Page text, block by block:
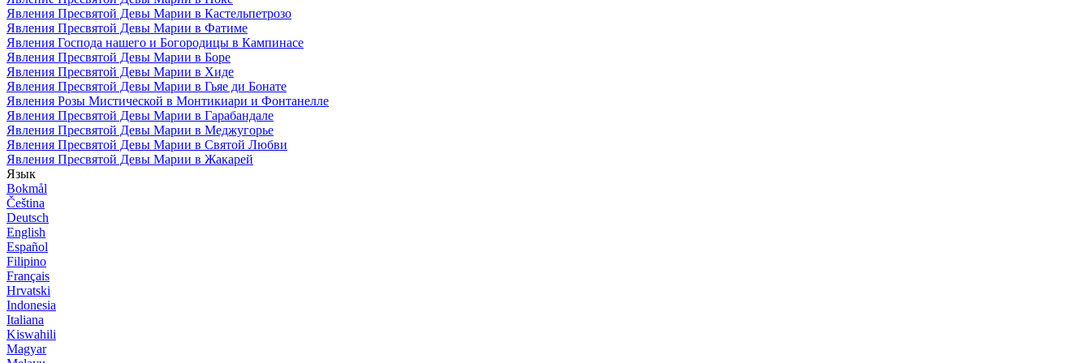
Явления Пресвятой Девы Марии в Кастельпетрозо
Явления Пресвятой Девы Марии в Фатиме
Явления Господа нашего и Богородицы в Кампинасе
Явления Пресвятой Девы Марии в Боре
Явления Пресвятой Девы Марии в Хиде
Явления Пресвятой Девы Марии в Гьяе ди Бонате
Явления Розы Мистической в Монтикиари и Фонтанелле
Явления Пресвятой Девы Марии в Гарабандале
Явления Пресвятой Девы Марии в Меджугорье
Явления Пресвятой Девы Марии в Святой Любви
Явления Пресвятой Девы Марии в Жакарей
Язык
Bokmål
Čeština
Deutsch
English
Español
Filipino
Français
Hrvatski
Indonesia
Italiana
Kiswahili
Magyar